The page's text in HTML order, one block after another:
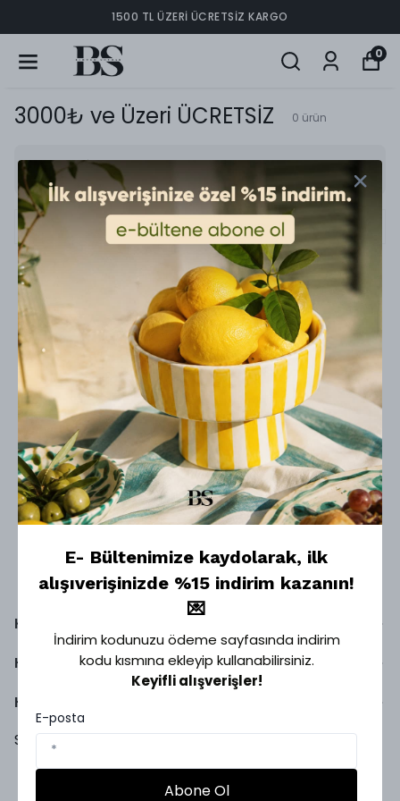
1500 TL ÜZERI ÜCRETSIZ KARGO
0
3000₺ ve Üzeri ÜCRETSİZ 0 ürün
Aradığınız ürün bulunamadı
Kategoriler
Hesabım
Hakkımızda
Sosyal Medya
E- Bültenimize kaydolarak, ilk
alışıverişinizde %15 indirim kazanın!
💌
İndirim kodunuzu ödeme sayfasında indirim
kodu kısmına ekleyip kullanabilirsiniz.
Keyifli alışverişler!
E-posta
Abone Ol